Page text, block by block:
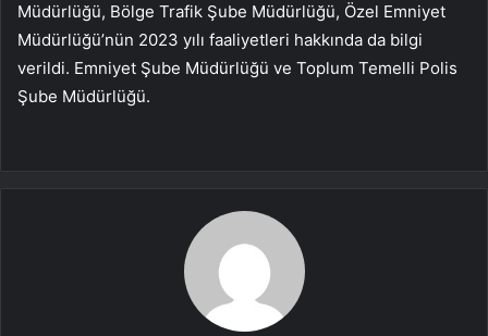
Müdürlüğü, Bölge Trafik Şube Müdürlüğü, Özel Emniyet
Müdürlüğü’nün 2023 yılı faaliyetleri hakkında da bilgi
verildi. Emniyet Şube Müdürlüğü ve Toplum Temelli Polis
Şube Müdürlüğü.